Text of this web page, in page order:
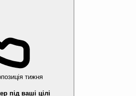
тижня
під ваші цілі